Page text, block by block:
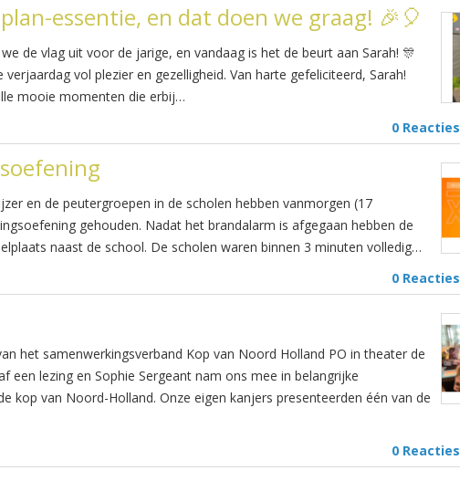
essentie, en dat doen we graag! 🎉🎈
de vlag uit voor de jarige, en vandaag is het de beurt aan Sarah! 🎊
vol plezier en gezelligheid. Van harte gefeliciteerd, Sarah!
mooie momenten die erbij…
0 Reacties
en de peutergroepen in de scholen hebben vanmorgen (17
gehouden. Nadat het brandalarm is afgegaan hebben de
naast de school. De scholen waren binnen 3 minuten volledig…
0 Reacties
het samenwerkingsverband Kop van Noord Holland PO in theater de
een lezing en Sophie Sergeant nam ons mee in belangrijke
kop van Noord-Holland. Onze eigen kanjers presenteerden één van de
0 Reacties